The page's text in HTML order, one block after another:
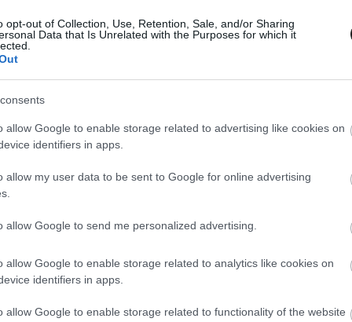
opt-out of Collection, Use, Retention, Sale, and/or Sharing
Data that Is Unrelated with the Purposes for which it
allow Google to enable storage related to advertising like cookies on
identifiers in apps.
allow my user data to be sent to Google for online advertising
allow Google to send me personalized advertising.
allow Google to enable storage related to analytics like cookies on
identifiers in apps.
allow Google to enable storage related to functionality of the website
Mindkettőnknek ugyanazt kellett volna
tudom. Így történt az előzés. A végén
támadni. Megtettem volna, de nem volt rá
remek versenyünk volt, volt esélyünk – aztán
én szemszögemből nem volt fair. Ezért
van.”